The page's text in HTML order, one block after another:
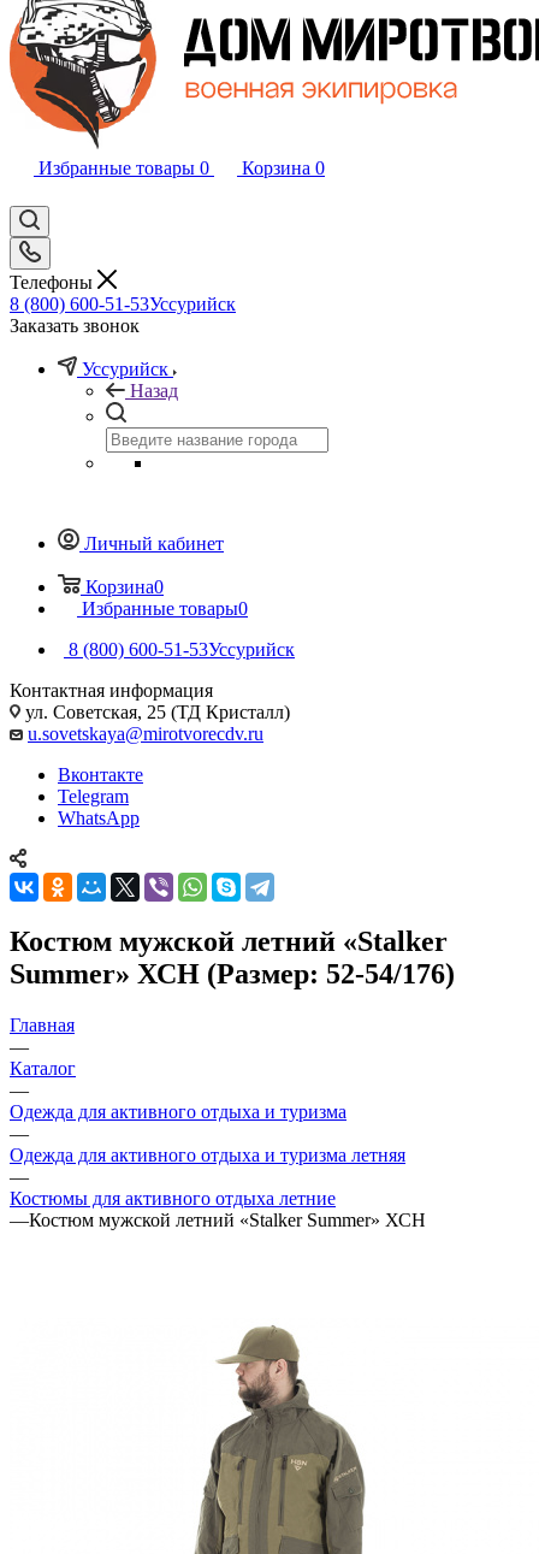
Избранные товары 0 Корзина 0
Телефоны
8 (800) 600-51-53Уссурийск
Заказать звонок
Уссурийск
Назад
Личный кабинет
Корзина0
Избранные товары0
8 (800) 600-51-53Уссурийск
Контактная информация
ул. Советская, 25 (ТД Кристалл)
u.sovetskaya@mirotvorecdv.ru
Вконтакте
Telegram
WhatsApp
Костюм мужской летний «Stalker
Summer» ХСН (Размер: 52-54/176)
Главная
—
Каталог
—
Одежда для активного отдыха и туризма
—
Одежда для активного отдыха и туризма летняя
—
Костюмы для активного отдыха летние
—Костюм мужской летний «Stalker Summer» ХСН